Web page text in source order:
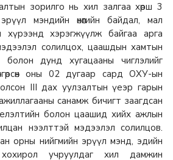
зорилго нь хил залгаа хөрш 3
мэндийн өнөөгийн байдал, мал
хүрээнд хэрэгжүүлж байгаа арга
солилцох, цаашдын хамтын
болон дунд хугацааны чиглэлийг
оны 02 дугаар сард ОХУ-ын
III дах уулзалтын үеэр гарын
санамж бичигт заагдсан
болон цаашид хийх ажлын
нээлттэй мэдээлэл солилцов.
орны нийгмийн эрүүл мэнд, эдийн
учруулдаг хил дамжин